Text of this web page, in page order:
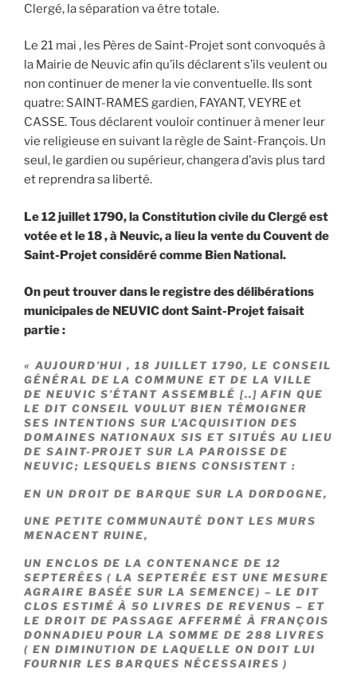
Clergé, la séparation va être totale.
Le 21 mai , les Pères de Saint-Projet sont convoqués à
la Mairie de Neuvic afin qu’ils déclarent s’ils veulent ou
non continuer de mener la vie conventuelle. Ils sont
quatre: SAINT-RAMES gardien, FAYANT, VEYRE et
CASSE. Tous déclarent vouloir continuer à mener leur
vie religieuse en suivant la règle de Saint-François. Un
seul, le gardien ou supérieur, changera d’avis plus tard
et reprendra sa liberté.
Le 12 juillet 1790, la Constitution civile du Clergé est
votée et le 18 , à Neuvic, a lieu la vente du Couvent de
Saint-Projet considéré comme Bien National.
On peut trouver dans le registre des délibérations
municipales de NEUVIC dont Saint-Projet faisait
partie :
« AUJOURD’HUI , 18 JUILLET 1790, LE CONSEIL
GÉNÉRAL DE LA COMMUNE ET DE LA VILLE
DE NEUVIC S’ÉTANT ASSEMBLÉ [..] AFIN QUE
LE DIT CONSEIL VOULUT BIEN TÉMOIGNER
SES INTENTIONS SUR L’ACQUISITION DES
DOMAINES NATIONAUX SIS ET SITUÉS AU LIEU
DE SAINT-PROJET SUR LA PAROISSE DE
NEUVIC; LESQUELS BIENS CONSISTENT :
EN UN DROIT DE BARQUE SUR LA DORDOGNE,
UNE PETITE COMMUNAUTÉ DONT LES MURS
MENACENT RUINE,
UN ENCLOS DE LA CONTENANCE DE 12
SEPTERÉES ( LA SEPTERÉE EST UNE MESURE
AGRAIRE BASÉE SUR LA SEMENCE) –LE DIT
CLOS ESTIMÉ À 50 LIVRES DE REVENUS – ET
LE DROIT DE PASSAGE AFFERMÉ À FRANÇOIS
DONNADIEU POUR LA SOMME DE 288 LIVRES
( EN DIMINUTION DE LAQUELLE ON DOIT LUI
FOURNIR LES BARQUES NÉCESSAIRES )